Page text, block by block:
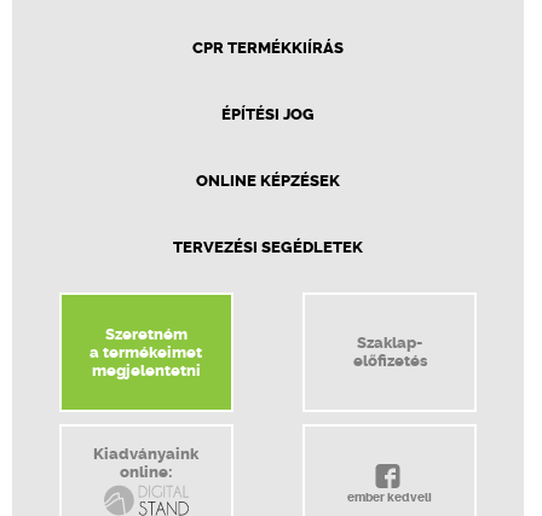
CPR TERMÉKKIÍRÁS
ÉPÍTÉSI JOG
ONLINE KÉPZÉSEK
TERVEZÉSI SEGÉDLETEK
Szeretném
a termékeimet
megjelentetni
Szaklap-
előfizetés
Kiadványaink
online:
ember kedveli